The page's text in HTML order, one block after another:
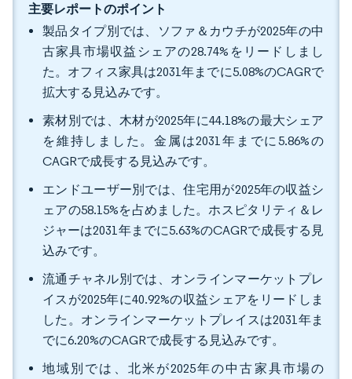
主要レポートのポイント
製品タイプ別では、ソファ＆カウチが2025年の中
古家具市場収益シェアの28.74%をリードしまし
た。オフィス家具は2031年までに5.08%のCAGRで
拡大する見込みです。
素材別では、木材が2025年に44.18%の最大シェア
を維持しました。金属は2031年までに5.86%の
CAGRで成長する見込みです。
エンドユーザー別では、住宅用が2025年の収益シ
ェアの58.15%を占めました。ホスピタリティ＆レ
ジャーは2031年までに5.63%のCAGRで成長する見
込みです。
流通チャネル別では、オンラインマーケットプレ
イスが2025年に40.92%の収益シェアをリードしま
した。オンラインマーケットプレイスは2031年ま
でに6.20%のCAGRで成長する見込みです。
地域別では、北米が2025年の中古家具市場の